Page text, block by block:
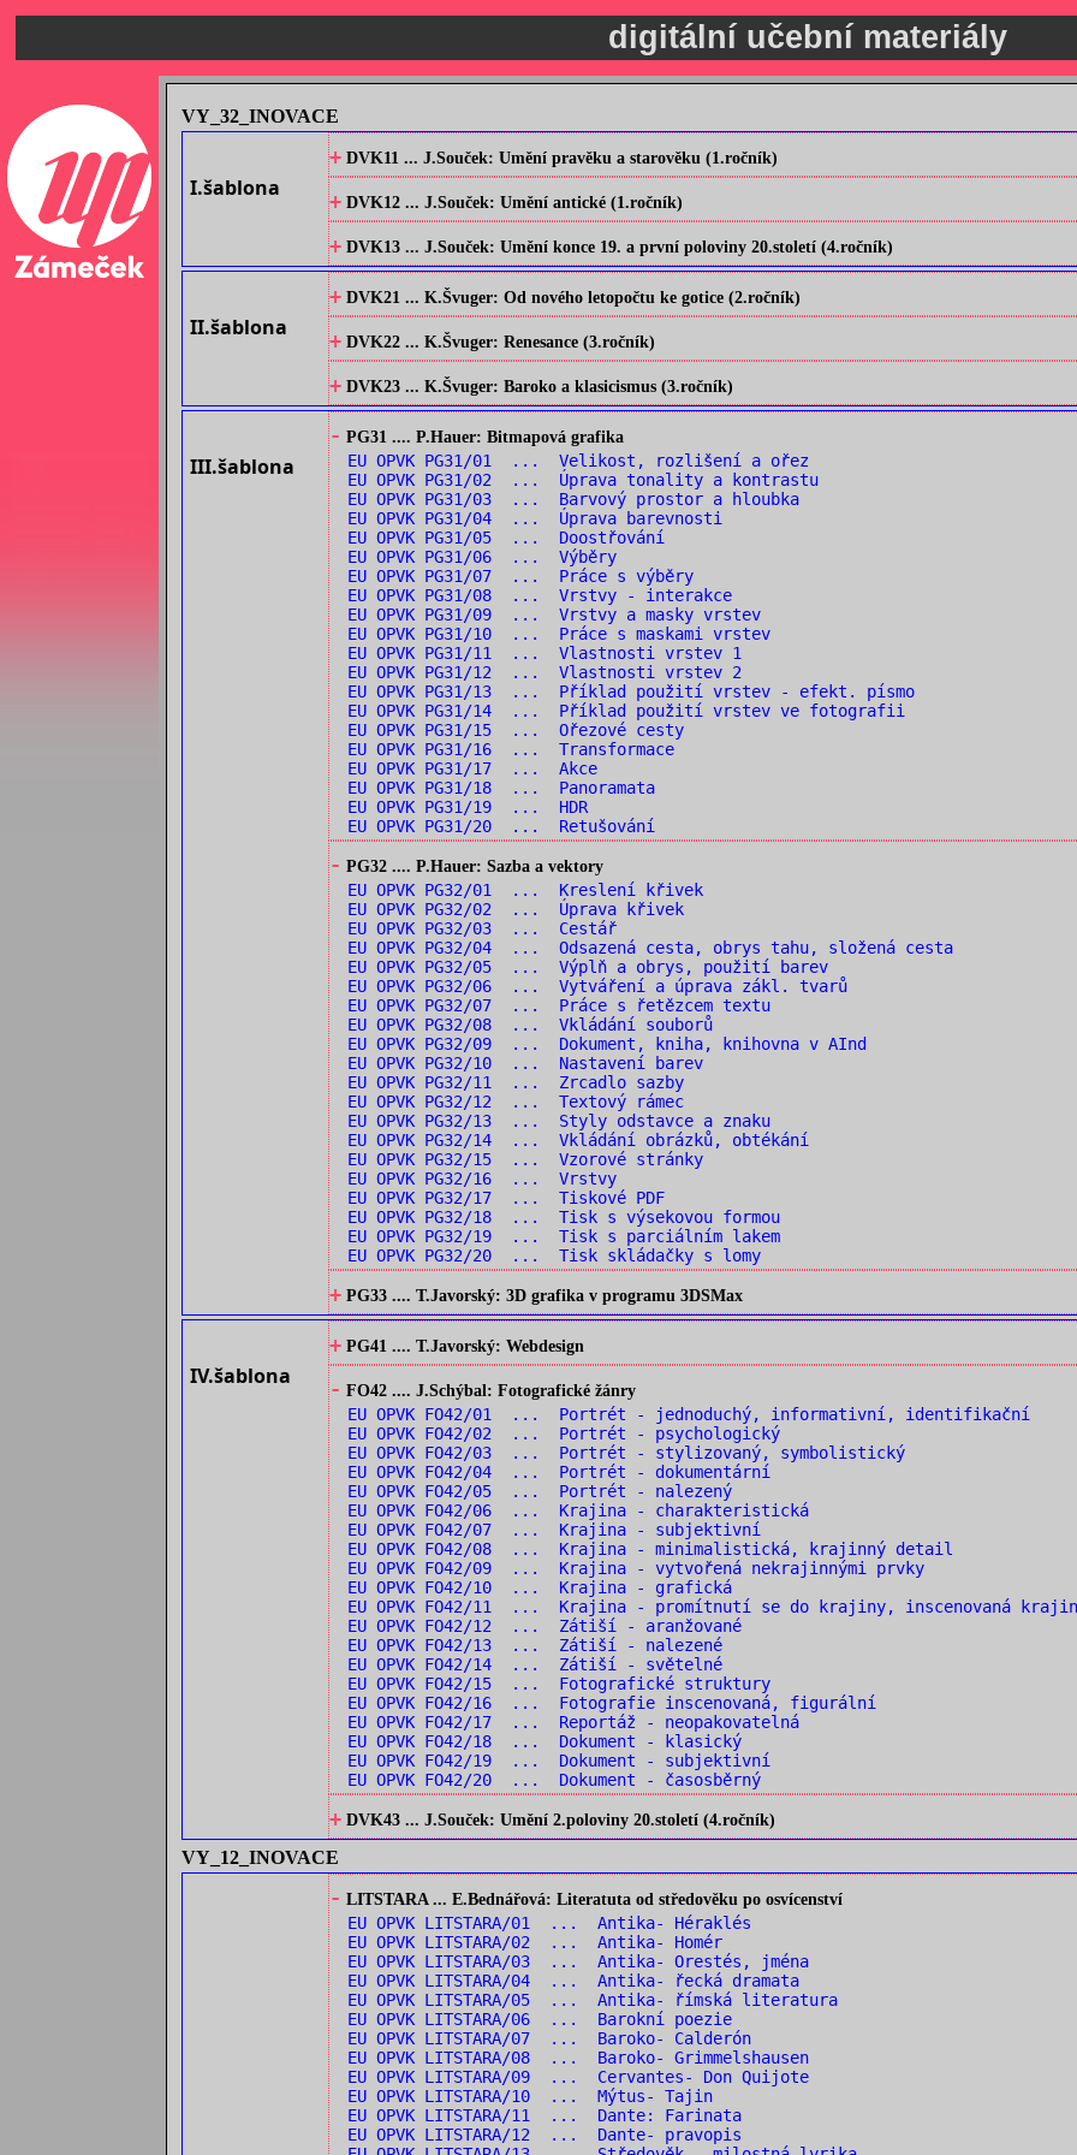
digitální učební materiály
VY_32_INOVACE
I.šablona
+ DVK11 ... J.Souček: Umění pravěku a starověku (1.ročník)
+ DVK12 ... J.Souček: Umění antické (1.ročník)
+ DVK13 ... J.Souček: Umění konce 19. a první poloviny 20.století (4.ročník)
II.šablona
+ DVK21 ... K.Švuger: Od nového letopočtu ke gotice (2.ročník)
+ DVK22 ... K.Švuger: Renesance (3.ročník)
+ DVK23 ... K.Švuger: Baroko a klasicismus (3.ročník)
III.šablona
- PG31 .... P.Hauer: Bitmapová grafika
EU OPVK PG31/01 ... Velikost, rozlišení a ořez
EU OPVK PG31/02 ... Úprava tonality a kontrastu
EU OPVK PG31/03 ... Barvový prostor a hloubka
EU OPVK PG31/04 ... Úprava barevnosti
EU OPVK PG31/05 ... Doostřování
EU OPVK PG31/06 ... Výběry
EU OPVK PG31/07 ... Práce s výběry
EU OPVK PG31/08 ... Vrstvy - interakce
EU OPVK PG31/09 ... Vrstvy a masky vrstev
EU OPVK PG31/10 ... Práce s maskami vrstev
EU OPVK PG31/11 ... Vlastnosti vrstev 1
EU OPVK PG31/12 ... Vlastnosti vrstev 2
EU OPVK PG31/13 ... Příklad použití vrstev - efekt. písmo
EU OPVK PG31/14 ... Příklad použití vrstev ve fotografii
EU OPVK PG31/15 ... Ořezové cesty
EU OPVK PG31/16 ... Transformace
EU OPVK PG31/17 ... Akce
EU OPVK PG31/18 ... Panoramata
EU OPVK PG31/19 ... HDR
EU OPVK PG31/20 ... Retušování
- PG32 .... P.Hauer: Sazba a vektory
EU OPVK PG32/01 ... Kreslení křivek
EU OPVK PG32/02 ... Úprava křivek
EU OPVK PG32/03 ... Cestář
EU OPVK PG32/04 ... Odsazená cesta, obrys tahu, složená cesta
EU OPVK PG32/05 ... Výplň a obrys, použití barev
EU OPVK PG32/06 ... Vytváření a úprava zákl. tvarů
EU OPVK PG32/07 ... Práce s řetězcem textu
EU OPVK PG32/08 ... Vkládání souborů
EU OPVK PG32/09 ... Dokument, kniha, knihovna v AInd
EU OPVK PG32/10 ... Nastavení barev
EU OPVK PG32/11 ... Zrcadlo sazby
EU OPVK PG32/12 ... Textový rámec
EU OPVK PG32/13 ... Styly odstavce a znaku
EU OPVK PG32/14 ... Vkládání obrázků, obtékání
EU OPVK PG32/15 ... Vzorové stránky
EU OPVK PG32/16 ... Vrstvy
EU OPVK PG32/17 ... Tiskové PDF
EU OPVK PG32/18 ... Tisk s výsekovou formou
EU OPVK PG32/19 ... Tisk s parciálním lakem
EU OPVK PG32/20 ... Tisk skládačky s lomy
+ PG33 .... T.Javorský: 3D grafika v programu 3DSMax
IV.šablona
+ PG41 .... T.Javorský: Webdesign
- FO42 .... J.Schýbal: Fotografické žánry
EU OPVK FO42/01 ... Portrét - jednoduchý, informativní, identifikační
EU OPVK FO42/02 ... Portrét - psychologický
EU OPVK FO42/03 ... Portrét - stylizovaný, symbolistický
EU OPVK FO42/04 ... Portrét - dokumentární
EU OPVK FO42/05 ... Portrét - nalezený
EU OPVK FO42/06 ... Krajina - charakteristická
EU OPVK FO42/07 ... Krajina - subjektivní
EU OPVK FO42/08 ... Krajina - minimalistická, krajinný detail
EU OPVK FO42/09 ... Krajina - vytvořená nekrajinnými prvky
EU OPVK FO42/10 ... Krajina - grafická
EU OPVK FO42/11 ... Krajina - promítnutí se do krajiny, inscenovaná
EU OPVK FO42/12 ... Zátiší - aranžované
EU OPVK FO42/13 ... Zátiší - nalezené
EU OPVK FO42/14 ... Zátiší - světelné
EU OPVK FO42/15 ... Fotografické struktury
EU OPVK FO42/16 ... Fotografie inscenovaná, figurální
EU OPVK FO42/17 ... Reportáž - neopakovatelná
EU OPVK FO42/18 ... Dokument - klasický
EU OPVK FO42/19 ... Dokument - subjektivní
EU OPVK FO42/20 ... Dokument - časosběrný
+ DVK43 ... J.Souček: Umění 2.poloviny 20.století (4.ročník)
VY_12_INOVACE
- LITSTARA ... E.Bednářová: Literatuta od středověku po osvícenství
EU OPVK LITSTARA/01 ... Antika- Héraklés
EU OPVK LITSTARA/02 ... Antika- Homér
EU OPVK LITSTARA/03 ... Antika- Orestés, jména
EU OPVK LITSTARA/04 ... Antika- řecká dramata
EU OPVK LITSTARA/05 ... Antika- římská literatura
EU OPVK LITSTARA/06 ... Barokní poezie
EU OPVK LITSTARA/07 ... Baroko- Calderón
EU OPVK LITSTARA/08 ... Baroko- Grimmelshausen
EU OPVK LITSTARA/09 ... Cervantes- Don Quijote
EU OPVK LITSTARA/10 ... Mýtus- Tajin
EU OPVK LITSTARA/11 ... Dante: Farinata
EU OPVK LITSTARA/12 ... Dante- pravopis